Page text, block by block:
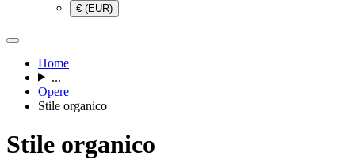
€ (EUR)
Home
...
Opere
Stile organico
Stile organico